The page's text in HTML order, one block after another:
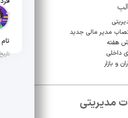
تاریخ
تاریخ
هفته
و بازار
مدیریتی